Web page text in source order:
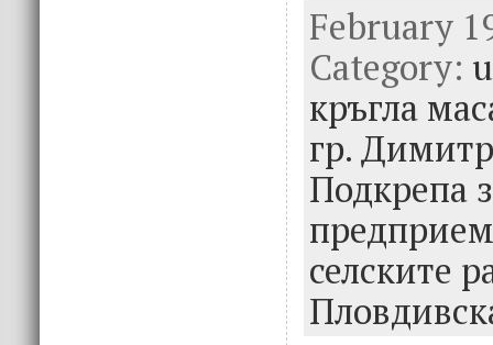
e
b
o
o
k
it
te
r
k
e
dI
n
February
Category:
кръгла
гр.
Подкрепа
селските